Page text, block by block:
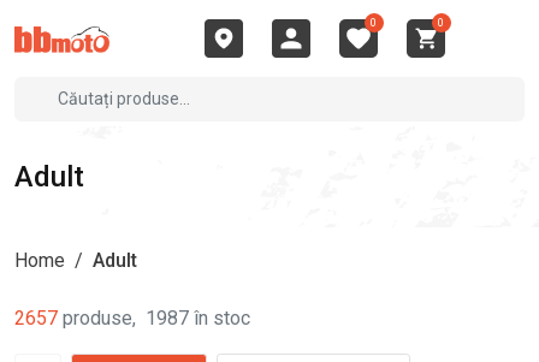
0 0
Adult
Home / Adult
2657 produse, 1987 în stoc